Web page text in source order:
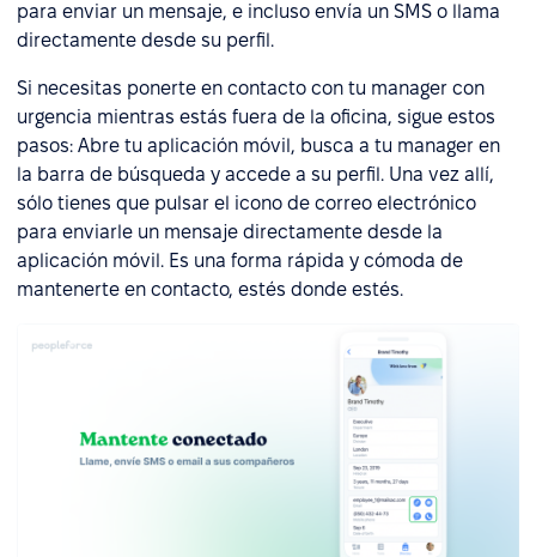
para enviar un mensaje, e incluso envía un SMS o llama
directamente desde su perfil.
Si necesitas ponerte en contacto con tu manager con
urgencia mientras estás fuera de la oficina, sigue estos
pasos: Abre tu aplicación móvil, busca a tu manager en
la barra de búsqueda y accede a su perfil. Una vez allí,
sólo tienes que pulsar el icono de correo electrónico
para enviarle un mensaje directamente desde la
aplicación móvil. Es una forma rápida y cómoda de
mantenerte en contacto, estés donde estés.